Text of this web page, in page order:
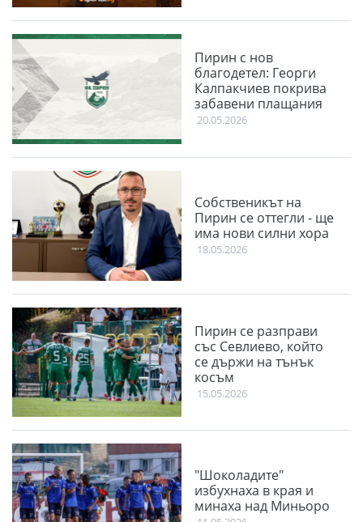
Пирин с нов
благодетел: Георги
Калпакчиев покрива
забавени плащания
20.05.2026
Собственикът на
Пирин се оттегли - ще
има нови силни хора
18.05.2026
Пирин се разправи
със Севлиево, който
се държи на тънък
косъм
15.05.2026
"Шоколадите"
избухнаха в края и
минаха над Миньоро